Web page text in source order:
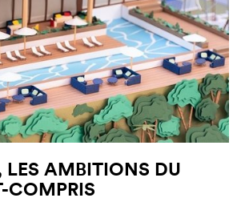
LES AMBITIONS DU
COMPRIS